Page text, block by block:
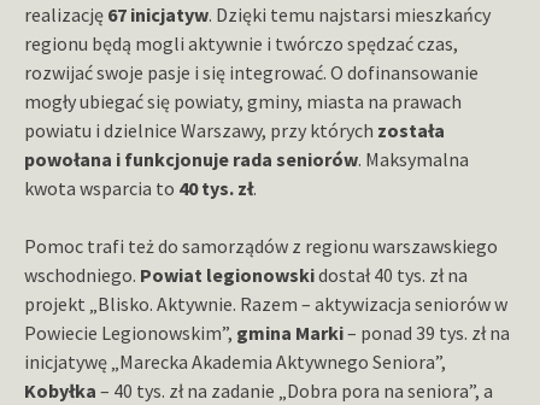
realizację 67 inicjatyw. Dzięki temu najstarsi mieszkańcy
regionu będą mogli aktywnie i twórczo spędzać czas,
rozwijać swoje pasje i się integrować. O dofinansowanie
mogły ubiegać się powiaty, gminy, miasta na prawach
powiatu i dzielnice Warszawy, przy których została
powołana i funkcjonuje rada seniorów. Maksymalna
kwota wsparcia to 40 tys. zł.
Pomoc trafi też do samorządów z regionu warszawskiego
wschodniego. Powiat legionowskidostał 40 tys. zł na
projekt „Blisko. Aktywnie. Razem – aktywizacja seniorów w
Powiecie Legionowskim”, gmina Marki– ponad 39 tys. zł na
inicjatywę „Marecka Akademia Aktywnego Seniora”,
Kobyłka – 40 tys. zł na zadanie „Dobra pora na seniora”, a